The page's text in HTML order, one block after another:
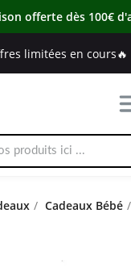
offerte dès 100€
limitées en cours🔥
Cadeaux Bébé